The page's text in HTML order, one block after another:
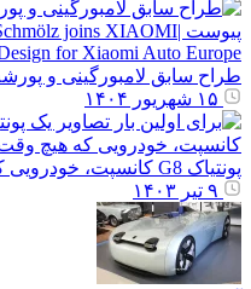
طراح سابق لامبورگینی و
پونتیاک G8 کانسپت، خودرویی که هیچ وقت دیده نشد …